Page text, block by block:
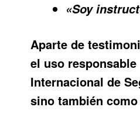
«Soy
Aparte de
el uso
Internacional de
sino también